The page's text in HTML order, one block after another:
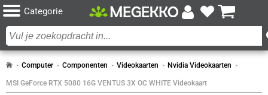
Categorie
Computer Componenten Videokaarten Nvidia Videokaarten
MSI GeForce RTX 5080 16G VENTUS 3X OC WHITE Videokaart